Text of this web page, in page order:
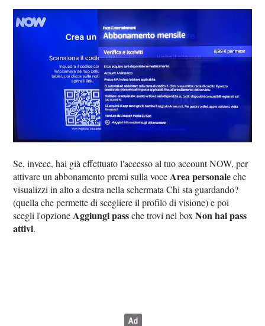
Se, invece, hai già effettuato l'accesso al tuo account NOW, per
attivare un abbonamento premi sulla voce Area personaleche
visualizzi in alto a destra nella schermata Chi sta guardando?
(quella che permette di scegliere il profilo di visione) e poi
scegli l'opzione Aggiungi passche trovi nel boxNon hai pass
attivi.